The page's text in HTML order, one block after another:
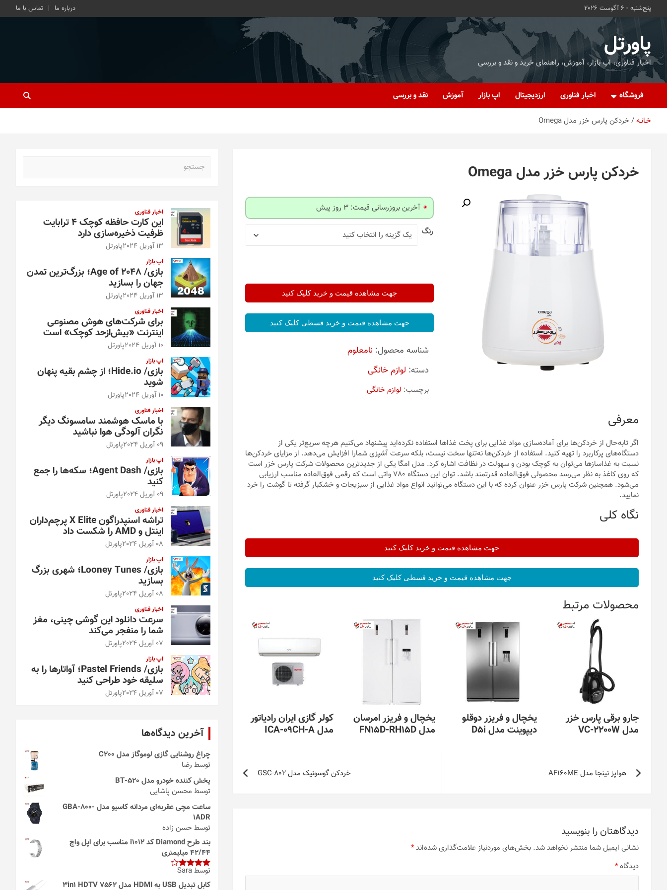
پنج‌شنبه - 6 آگوست 2026 درباره ما تماس با ما
پاورتل
اخبار فناوری، اپ بازار، آموزش، راهنمای خرید و نقد و بررسی
فروشگاه اخبار فناوری ارزدیجیتال اپ بازار آموزش نقد و بررسی
خـانـه خردکن پارس خزر مدل Omega
خردکن پارس خزر مدل Omega
آخرین بروزرسانی قیمت: 3 روز پیش
رنگ
جهت مشاهده قیمت و خرید کلیک کنید
جهت مشاهده قیمت و خرید قسطی کلیک کنید
شناسه محصول: نامعلوم
دسته: لوازم خانگی
برچسب: لوازم خانگی
معرفی
اگر تابه‌حال از خردکن‌ها برای آماده‌سازی مواد غذایی برای پخت غذاها استفاده نکرده‌اید پیشنهاد می‌کنیم هرچه سریع‌تر یکی از
دستگاه‌های پرکاربرد را تهیه کنید. استفاده از خردکن‌ها نه‌تنها سخت نیست، بلکه سرعت آشپزی شمارا افزایش می‌دهد. از مزایای خردکن‌ها
نسبت به غذاسازها می‌توان به کوچک بودن و سهولت در نظافت اشاره کرد. مدل امگا یکی از جدیدترین محصولات شرکت پارس خزر است
که روی کاغذ به نظر می‌رسد محصولی فوق‌العاده قدرتمند باشد. توان این دستگاه 780 واتی است که رقمی فوق‌العاده مناسب ارزیابی
می‌شود. همچنین شرکت پارس خزر عنوان کرده که با این دستگاه می‌توانید انواع مواد غذایی از سبزیجات و خشکبار گرفته تا گوشت را خرد
نمایید.
نگاه کلی
جهت مشاهده قیمت و خرید کلیک کنید
جهت مشاهده قیمت و خرید قسطی کلیک کنید
محصولات مرتبط
جارو برقی پارس خزر
مدل VC-2200W
یخچال و فریزر دوقلو
دیپوینت مدل D5i
یخچال و فریزر امرسان
مدل FN15D-RH15D
کولر گازی ایران رادیاتور
مدل ICA-09CH-A
راهبری
نوشتههواپز نینجا مدل AF160ME خردکن گوسونیک مدل GSC-802
دیدگاهتان را بنویسید
نشانی ایمیل شما منتشر نخواهد شد. بخش‌های موردنیاز علامت‌گذاری شده‌اند*
دیدگاه*
اخبار فناوری
این کارت حافظه کوچک ۴ ترابایت
ظرفیت ذخیره‌سازی دارد
13 آوریل 2024 پاورتل
اپ بازار
بازی/ Age of 2048؛ بزرگ‌ترین تمدن
جهان را بسازید
13 آوریل 2024 پاورتل
اخبار فناوری
برای شرکت‌های هوش مصنوعی
اینترنت «بیش‌از‌حد کوچک» است
10 آوریل 2024 پاورتل
اپ بازار
بازی/ Hide.io؛ از چشم بقیه پنهان
شوید
10 آوریل 2024 پاورتل
اخبار فناوری
با ماسک هوشمند سامسونگ دیگر
نگران آلودگی هوا نباشید
09 آوریل 2024 پاورتل
اپ بازار
بازی/ Agent Dash؛ سکه‌ها را جمع
کنید
09 آوریل 2024 پاورتل
اخبار فناوری
تراشه اسنپدراگون X Elite پرچم‌داران
اینتل و AMD را شکست داد
08 آوریل 2024 پاورتل
اپ بازار
بازی/ Looney Tunes؛ شهری بزرگ
بسازید
08 آوریل 2024 پاورتل
اخبار فناوری
سرعت دانلود این گوشی چینی، مغز
شما را منفجر می‌کند
07 آوریل 2024 پاورتل
اپ بازار
بازی/ Pastel Friends؛ آواتارها را به
سلیقه خود طراحی کنید
07 آوریل 2024 پاورتل
آخرین دیدگاه‌ها
چراغ روشنایی گازی لوموگاز مدل C200
توسط رضا
پخش کننده خودرو مدل 520-BT
توسط محسن پاشایی
ساعت مچی عقربه‌ای مردانه کاسیو مدل GBA-800-
1ADR
توسط حسن زاده
بند طرح Diamond کد i1012 مناسب برای اپل واچ
42/44 میلیمتری
امتیاز4
از 5
توسط Sara
کابل تبدیل USB به HDMI مدل 3in1 HDTV 7562